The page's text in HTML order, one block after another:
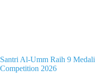
Santri Al-Umm Raih 9
Competition 2026